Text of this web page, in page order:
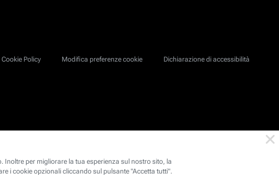
Cookie Policy Modifica preferenze cookie Dichiarazione di accessibilità